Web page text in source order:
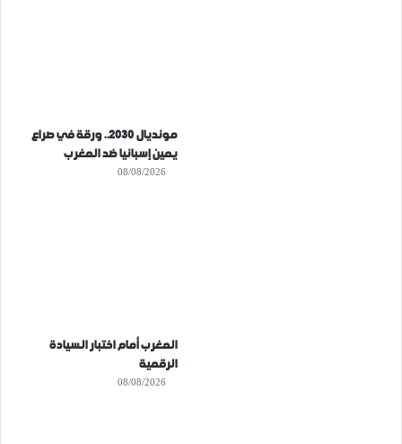
مونديال 2030.. ورقة في صراع
يمين إسبانيا ضد المغرب
08/08/2026
المغرب أمام اختبار السيادة
الرقمية
08/08/2026